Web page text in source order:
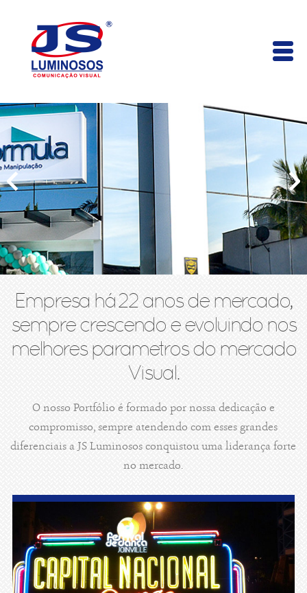
Empresa há 22 anos de mercado,
sempre crescendo e evoluindo nos
melhores parametros do mercado
Visual.
O nosso Portfólio é formado por nossa dedicação e
compromisso, sempre atendendo com esses grandes
diferenciais a JS Luminosos conquistou uma liderança forte
no mercado.